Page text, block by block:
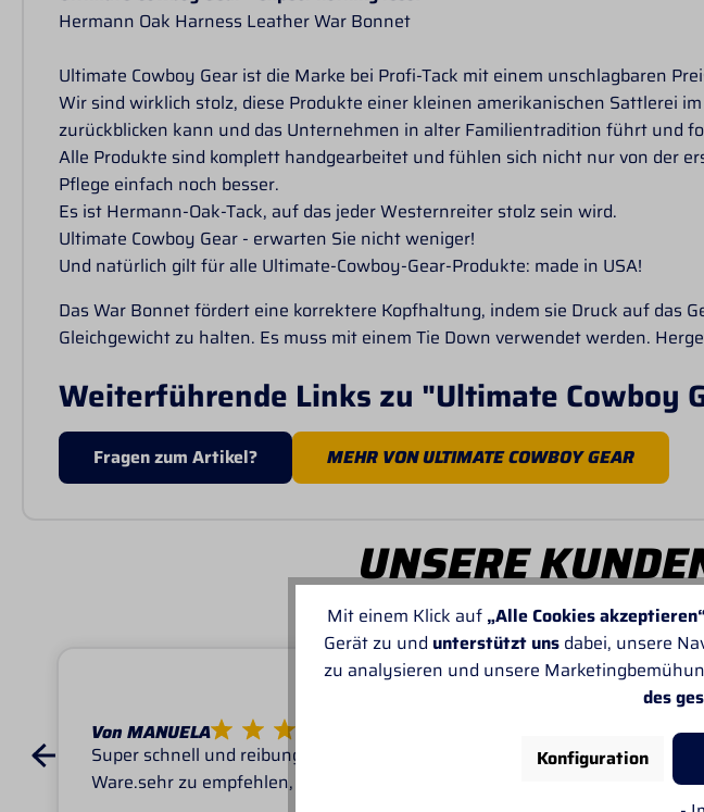
Hermann Oak Harness Leather War Bonnet
Ultimate Cowboy Gear ist die Marke bei Profi-Tack mit einem unschlagbaren
Wir sind wirklich stolz, diese Produkte einer kleinen amerikanischen Sattlerei
zurückblicken kann und das Unternehmen in alter Familientradition führt und
Alle Produkte sind komplett handgearbeitet und fühlen sich nicht nur von der
Pflege einfach noch besser.
Es ist Hermann-Oak-Tack, auf das jeder Westernreiter stolz sein wird.
Ultimate Cowboy Gear - erwarten Sie nicht weniger!
Und natürlich gilt für alle Ultimate-Cowboy-Gear-Produkte: made in USA!
Das War Bonnet fördert eine korrektere Kopfhaltung, indem sie Druck auf das
Gleichgewicht zu halten. Es muss mit einem Tie Down verwendet werden.
Weiterführende Links zu "Ultimate Cowboy
Fragen zum Artikel? MEHR VON ULTIMATE COWBOY GEAR
UNSERE
Von MANUELA
Super schnell und reibungslos, top
Ware.sehr zu empfehlen, top!
Leider passt oft
nicht. Sonst
Mit einem Klick auf „Alle Cookies
Gerät zu und unterstützt uns dabei, unsere
zu analysieren und unsere
des
Konfiguration